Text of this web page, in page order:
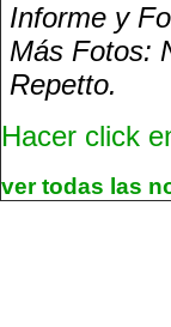
Informe y
Más Fotos:
Repetto.
Hacer click
ver todas las